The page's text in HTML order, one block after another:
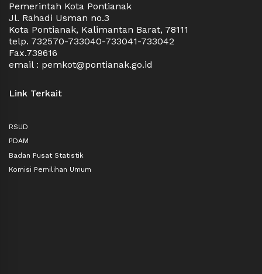
Pemerintah Kota Pontianak
Jl. Rahadi Usman no.3
Kota Pontianak, Kalimantan Barat, 78111
telp. 732570-733040-733041-733042
Fax.739616
email : pemkot@pontianak.go.id
Link Terkait
RSUD
PDAM
Badan Pusat Statistik
Komisi Pemilihan Umum